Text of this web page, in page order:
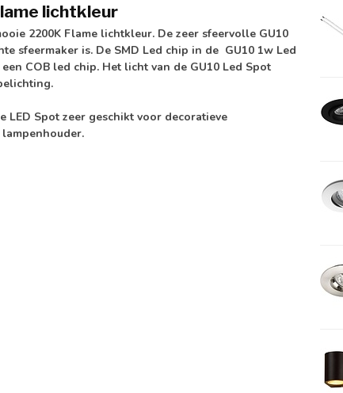
lichtkleur
2200K Flame lichtkleur. De zeer sfeervolle GU10
sfeermaker is. De SMD Led chip in de GU10 1w Led
COB led chip. Het licht van de GU10 Led Spot
LED Spot zeer geschikt voor decoratieve